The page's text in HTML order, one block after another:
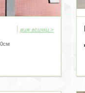
виж всички >